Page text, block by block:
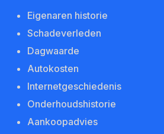
Eigenaren historie
Schadeverleden
Dagwaarde
Autokosten
Internetgeschiedenis
Onderhoudshistorie
Aankoopadvies